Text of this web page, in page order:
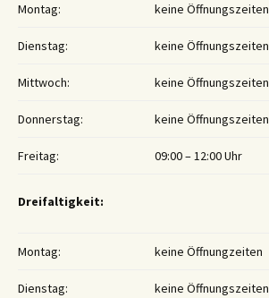
Montag: keine Öffnungszeiten
Dienstag: keine Öffnungszeiten
Mittwoch: keine Öffnungszeiten
Donnerstag: keine Öffnungszeiten
Freitag: 09:00 – 12:00 Uhr
Dreifaltigkeit:
Montag: keine Öffnungzeiten
Dienstag: keine Öffnungszeiten